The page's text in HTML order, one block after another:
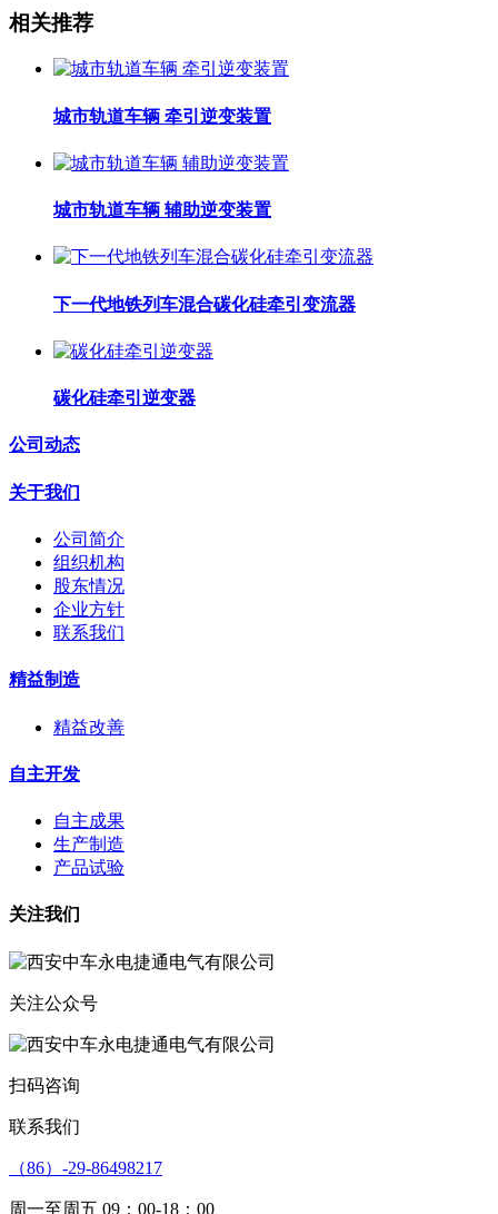
相关推荐
城市轨道车辆 牵引逆变装置
城市轨道车辆 辅助逆变装置
下一代地铁列车混合碳化硅牵引变流器
碳化硅牵引逆变器
公司动态
关于我们
公司简介
组织机构
股东情况
企业方针
联系我们
精益制造
精益改善
自主开发
自主成果
生产制造
产品试验
关注我们
关注公众号
扫码咨询
联系我们
（86）-29-86498217
周一至周五 09：00-18：00